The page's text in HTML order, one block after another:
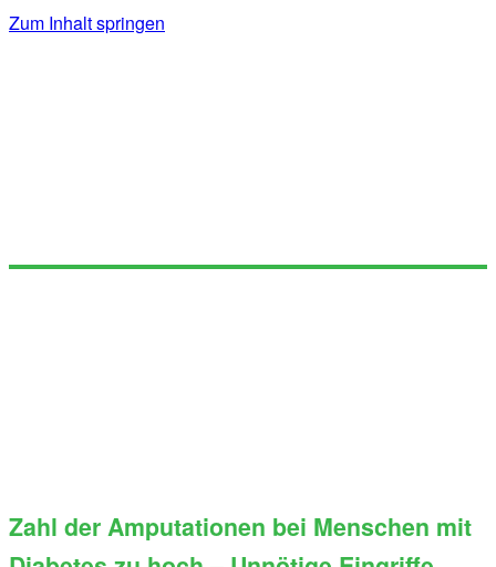
Zum Inhalt springen
Zahl der Amputationen bei Menschen mit